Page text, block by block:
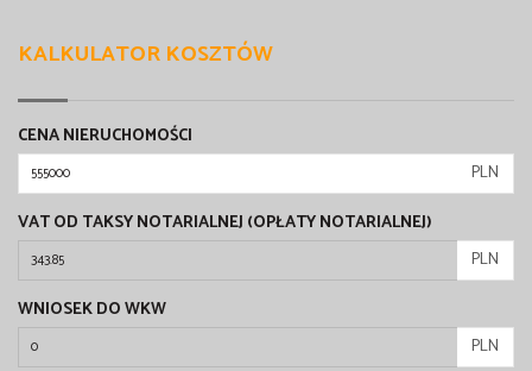
KALKULATOR KOSZTÓW
CENA NIERUCHOMOŚCI
PLN
VAT OD TAKSY NOTARIALNEJ (OPŁATY NOTARIALNEJ)
PLN
WNIOSEK DO WKW
PLN